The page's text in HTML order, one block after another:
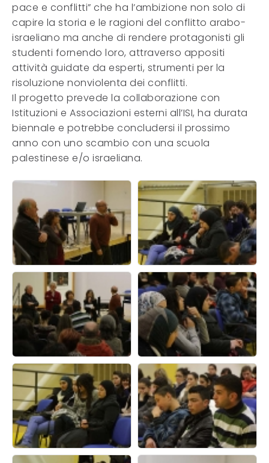
pace e conflitti” che ha l’ambizione non solo di
capire la storia e le ragioni del conflitto arabo-
israeliano ma anche di rendere protagonisti gli
studenti fornendo loro, attraverso appositi
attività guidate da esperti, strumenti per la
risoluzione nonviolenta dei conflitti.
Il progetto prevede la collaborazione con
Istituzioni e Associazioni esterni all’ISI, ha durata
biennale e potrebbe concludersi il prossimo
anno con uno scambio con una scuola
palestinese e/o israeliana.